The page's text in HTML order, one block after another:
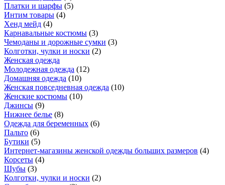
Платки и шарфы (5)
Интим товары (4)
Хенд мейд (4)
Карнавальные костюмы (3)
Чемоданы и дорожные сумки (3)
Колготки, чулки и носки (2)
Женская одежда
Молодежная одежда (12)
Домашняя одежда (10)
Женская повседневная одежда (10)
Женские костюмы (10)
Джинсы (9)
Нижнее белье (8)
Одежда для беременных (6)
Пальто (6)
Бутики (5)
Интернет-магазины женской одежды больших размеров (4)
Корсеты (4)
Шубы (3)
Колготки, чулки и носки (2)